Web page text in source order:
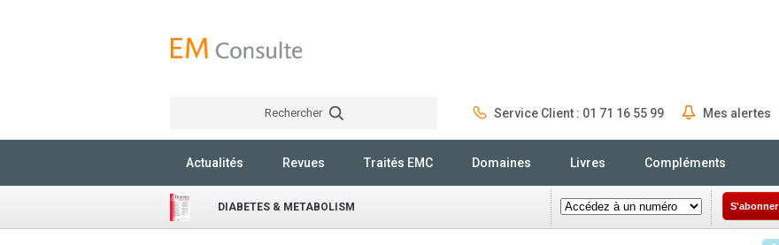
Rechercher Service Client : 01 71 16 55 99 Mes alertes
Actualités Revues Traités EMC Domaines Livres Compléments
DIABETES & METABOLISM S'abonner